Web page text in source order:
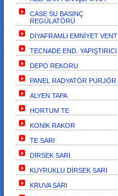
CASE SU BASINÇ
REGÜLATÖRÜ
DİYAFRAMLI EMNİYET
TECNADE END. YAPIŞTIRICI
DEPO REKORU
PANEL RADYATÖR PURJÖR
ALYEN TAPA
HORTUM TE
KONİK RAKOR
TE SARI
DİRSEK SARI
KUYRUKLU DİRSEK SARI
KRUVA SARI